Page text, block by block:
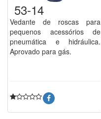
53-14
Vedante de roscas para
pequenos acessórios de
pneumática e hidráulica.
Aprovado para gás.